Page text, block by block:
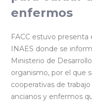
enfermos
FACC estuvo
INAES donde se
Ministerio de
organismo, por el que
cooperativas de
ancianos y enfermos